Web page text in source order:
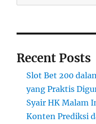
Recent Posts
Slot Bet 200
yang Praktis
Syair HK Malam
Konten Prediksi